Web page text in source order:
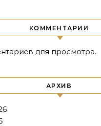
КОММЕНТАРИИ
для просмотра.
АРХИВ